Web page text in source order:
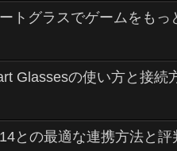
トグラスでゲームをもっ
Glassesの使い方と接続
との最適な連携方法と評